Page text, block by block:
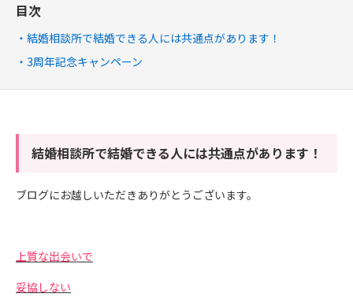
目次
結婚相談所で結婚できる人には共通点があります！
3周年記念キャンペーン
結婚相談所で結婚できる人には共通点があります！
ブログにお越しいただきありがとうございます。
上質な出会いで
妥協しない